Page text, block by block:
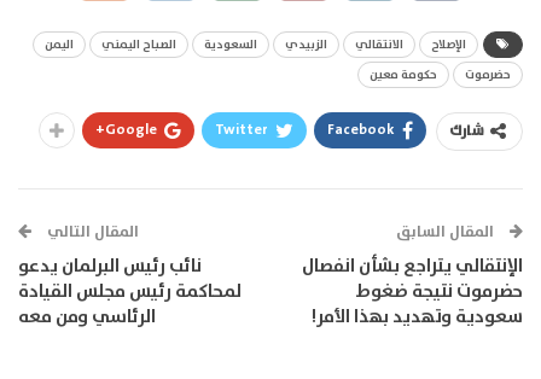
الإصلاح الانتقالي الزبيدي السعودية الصباح اليمني
اليمن
حضرموت
حكومة معين
شارك Facebook
Twitter
Google+
المقال السابق
الإنتقالي يتراجع بشأن انفصال
حضرموت نتيجة ضغوط
سعودية وتهديد بهذا الأمر!
المقال التالي
نائب رئيس البرلمان يدعو
لمحاكمة رئيس مجلس القيادة
الرئاسي ومن معه